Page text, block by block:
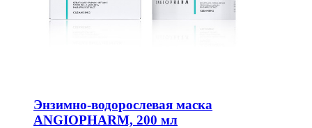
Энзимно-водорослевая маска
ANGIOPHARM, 200 мл